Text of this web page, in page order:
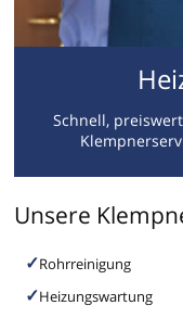
Schnell,
Unsere
Rohrreinigung
Heizungswartung